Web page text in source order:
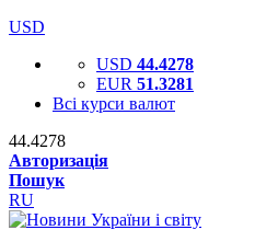
USD
USD 44.4278
EUR 51.3281
Всі курси валют
44.4278
Авторизація
Пошук
RU